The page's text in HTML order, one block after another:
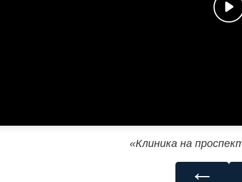
«Клиника на
←